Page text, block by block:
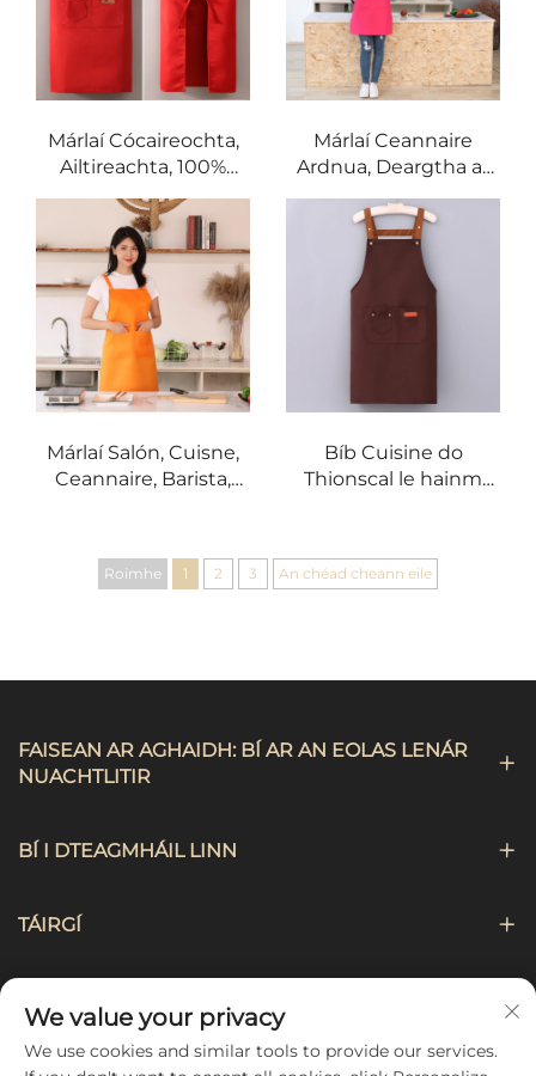
an gceann
Márlaí Cócaireochta,
Ailtireachta, 100%
Poliastar, Le Loga
Saincheaptha, Do
Oibrí Néal, Salón,
Barabair, Agus
Waitress
Márlaí Ceannaire
Ardnua, Deargtha ar
Bhunaithe 100%
Poliastar, Cothrom le
Súil, Márlaí Cuisne
Leathnaithe, Márlaí
Cócaireochta Gan
Priontáil
Márlaí Salón, Cuisne,
Ceannaire, Barista,
Márlaí Cuisne do
Mhná, Rialtas Bia
Bíb Cuisine do
Thionscal le hainm
choton do ghailearí,
do ghlantóirí, do
Roimhe 1 2 3 An chéad cheann eile
FAISEAN AR AGHAIDH: BÍ AR AN EOLAS LENÁR
NUACHTLITIR
BÍ I DTEAGMHÁIL LINN
TÁIRGÍ
We value your privacy
We use cookies and similar tools to provide our services.